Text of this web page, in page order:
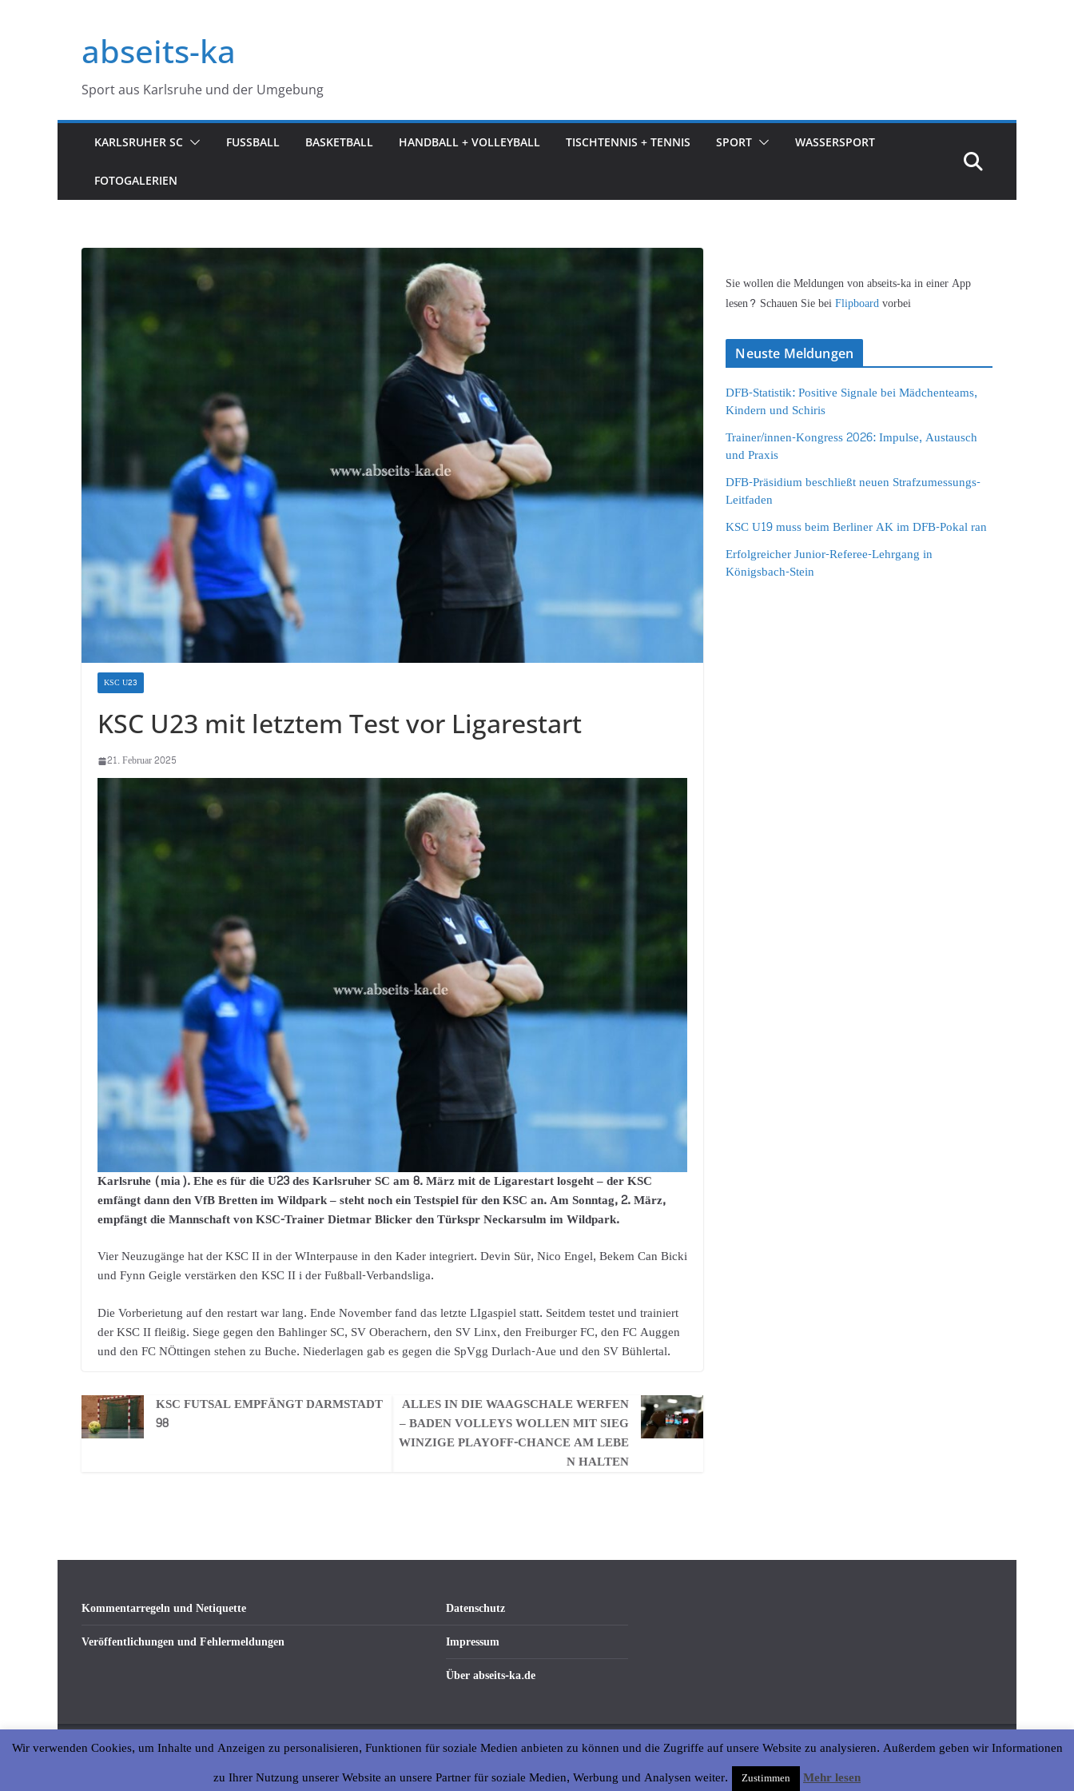
springenabseits-ka
Sport aus Karlsruhe und der Umgebung
KARLSRUHER SC FUSSBALL BASKETBALL HANDBALL + VOLLEYBALL TISCHTENNIS + TENNIS SPORT WASSERSPORT
FOTOGALERIEN
KSC U23
KSC U23 mit letztem Test vor Ligarestart
21. Februar 2025
Karlsruhe (mia). Ehe es für die U23 des Karlsruher SC am 8. März mit de Ligarestart losgeht – der KSC
emfängt dann den VfB Bretten im Wildpark – steht noch ein Testspiel für den KSC an. Am Sonntag, 2. März,
empfängt die Mannschaft von KSC-Trainer Dietmar Blicker den Türkspr Neckarsulm im Wildpark.
Vier Neuzugänge hat der KSC II in der WInterpause in den Kader integriert. Devin Sür, Nico Engel, Bekem Can Bicki
und Fynn Geigle verstärken den KSC II i der Fußball-Verbandsliga.
Die Vorberietung auf den restart war lang. Ende November fand das letzte LIgaspiel statt. Seitdem testet und trainiert
der KSC II fleißig. Siege gegen den Bahlinger SC, SV Oberachern, den SV Linx, den Freiburger FC, den FC Auggen
und den FC NÖttingen stehen zu Buche. Niederlagen gab es gegen die SpVgg Durlach-Aue und den SV Bühlertal.
KSC FUTSAL EMPFÄNGT DARMSTADT
98
ALLES IN DIE WAAGSCHALE WERFEN
– BADEN VOLLEYS WOLLEN MIT SIEG
WINZIGE PLAYOFF-CHANCE AM LEBE
N HALTEN
Sie wollen die Meldungen von abseits-ka in einer App
lesen? Schauen Sie beiFlipboardvorbei
Neuste Meldungen
DFB-Statistik: Positive Signale bei Mädchenteams,
Kindern und Schiris
Trainer/innen-Kongress 2026: Impulse, Austausch
und Praxis
DFB-Präsidium beschließt neuen Strafzumessungs-
Leitfaden
KSC U19 muss beim Berliner AK im DFB-Pokal ran
Erfolgreicher Junior-Referee-Lehrgang in
Königsbach-Stein
Kommentarregeln und Netiquette
Veröffentlichungen und Fehlermeldungen
Datenschutz
Impressum
Über abseits-ka.de
Copyright © 2026abseits-ka . All rights reserved.
Wir verwenden Cookies, um Inhalte und Anzeigen zu personalisieren, Funktionen für soziale Medien anbieten zu können und die Zugriffe auf unsere Website zu analysieren. Außerdem geben wir Informationen
zu Ihrer Nutzung unserer Website an unsere Partner für soziale Medien, Werbung und Analysen weiter.
Zustimmen Mehr lesen